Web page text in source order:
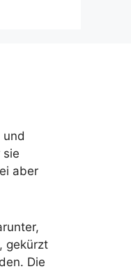
und
sie
aber
gekürzt
Die